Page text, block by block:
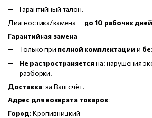
Гарантийный талон.
Диагностика/замена — до 10 рабочих дней
Гарантийная замена
Только при полной комплектации и
Не распространяетсяна: нарушения
разборки.
Доставка: за Ваш счёт.
Адрес для возврата товаров:
Город: Кропивницкий